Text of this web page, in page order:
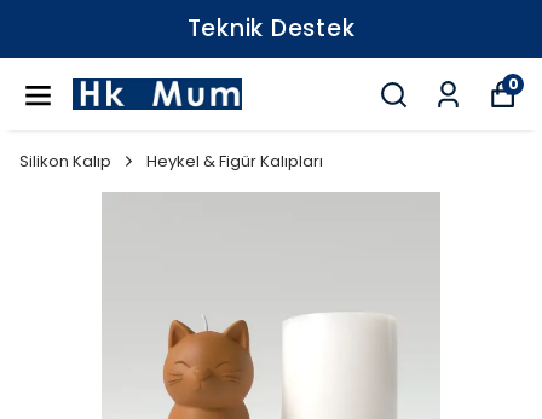
Teknik Destek
0
Silikon Kalıp Heykel & Figür Kalıpları